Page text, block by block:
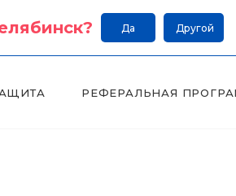
? Да Другой
РЕФЕРАЛЬНАЯ